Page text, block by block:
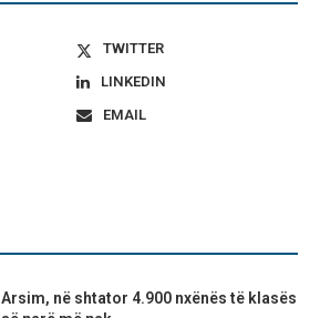
TWITTER
LINKEDIN
EMAIL
Arsim, në shtator 4.900 nxënës të klasës